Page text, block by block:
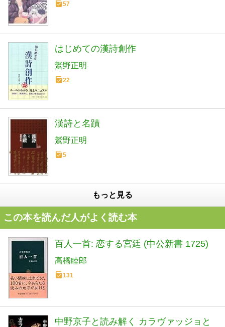
57
はじめての漢詩創作
鷲野正明
22
漢詩と名蹟
鷲野正明
5
もっと見る
この本を読んだ人がよく読む本
百人一首: 恋する宮廷 (中公新書 1725)
高橋睦郎
131
中野京子と読み解く カラヴァッジョと